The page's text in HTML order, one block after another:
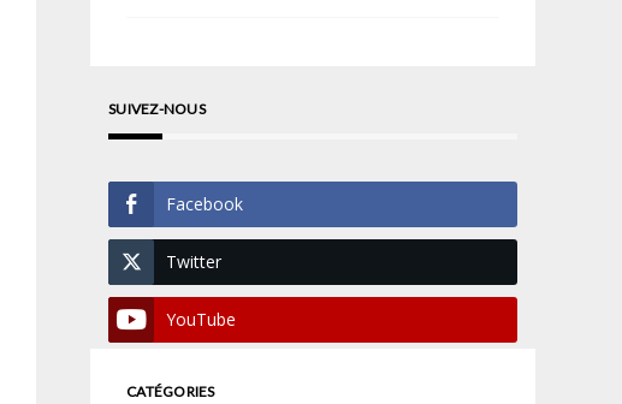
SUIVEZ-NOUS
Facebook
Twitter
YouTube
CATÉGORIES